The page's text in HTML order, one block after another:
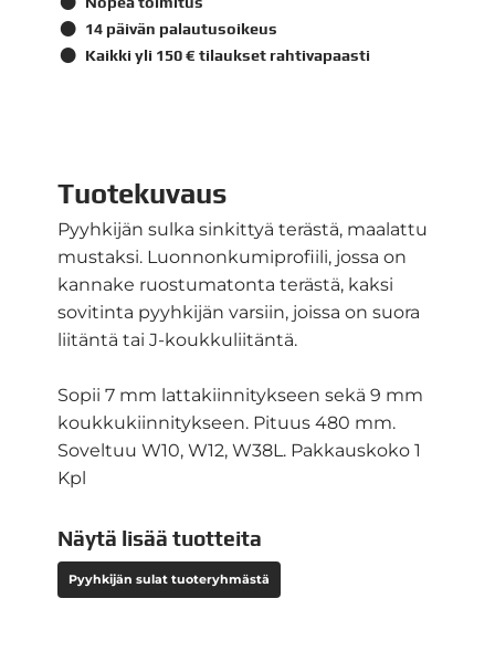
14 päivän palautusoikeus
Kaikki yli 150 € tilaukset rahtivapaasti
Tuotekuvaus
Pyyhkijän sulka sinkittyä terästä, maalattu
mustaksi. Luonnonkumiprofiili, jossa on
kannake ruostumatonta terästä, kaksi
sovitinta pyyhkijän varsiin, joissa on suora
liitäntä tai J-koukkuliitäntä.
Sopii 7 mm lattakiinnitykseen sekä 9 mm
koukkukiinnitykseen. Pituus 480 mm.
Soveltuu W10, W12, W38L. Pakkauskoko 1
Kpl
Näytä lisää tuotteita
Pyyhkijän sulat tuoteryhmästä